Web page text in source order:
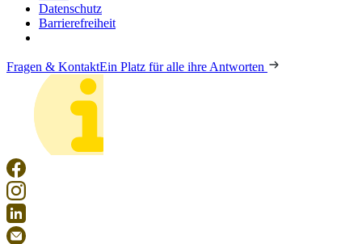
Datenschutz
Barrierefreiheit
Fragen & KontaktEin Platz für alle ihre Antworten